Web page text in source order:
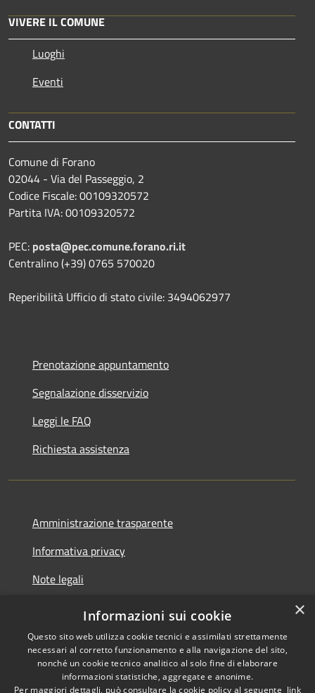
VIVERE IL COMUNE
Luoghi
Eventi
CONTATTI
Comune di Forano
02044 - Via del Passeggio, 2
Codice Fiscale: 00109320572
Partita IVA: 00109320572
PEC: posta@pec.comune.forano.ri.it
Centralino (+39) 0765 570020
Reperibilità Ufficio di stato civile: 3494062977
Prenotazione appuntamento
Segnalazione disservizio
Leggi le FAQ
Richiesta assistenza
Amministrazione trasparente
Informativa privacy
Note legali
Dichiarazione di accessibilità
Copyright © 2026 • Comune di
×
Informazioni sui cookie
Questo sito web utilizza cookie tecnici e assimilati strettamente
necessari al corretto funzionamento e alla navigazione del sito,
nonché un cookie tecnico analitico al solo fine di elaborare
informazioni statistiche, aggregate e anonime.
Per maggiori dettagli, può consultare la cookie policy al seguente link